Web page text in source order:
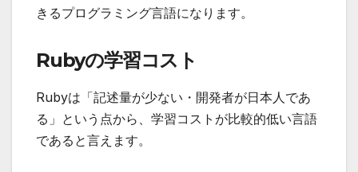
きるプログラミング言語になります。
Rubyの学習コスト
Rubyは「記述量が少ない・開発者が日本人であ
る」という点から、学習コストが比較的低い言語
であると言えます。